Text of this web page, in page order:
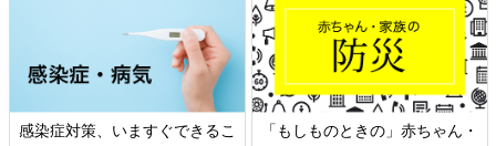
」赤ちゃん・
日本外来小児科学会リーフレッ
六星占術 細木か